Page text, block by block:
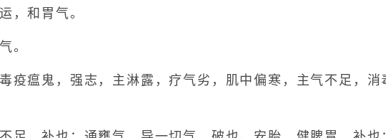
，和胃气。
。
疫瘟鬼，强志，主淋露，疗气劣，肌中偏寒，主气不足，消